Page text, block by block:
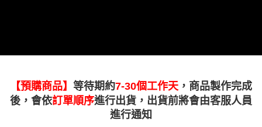
【預購商品】 等待期約7-30個工作天 ，商品製作完成
後，會依訂單順序進行出貨，出貨前將會由客服人員
進行通知